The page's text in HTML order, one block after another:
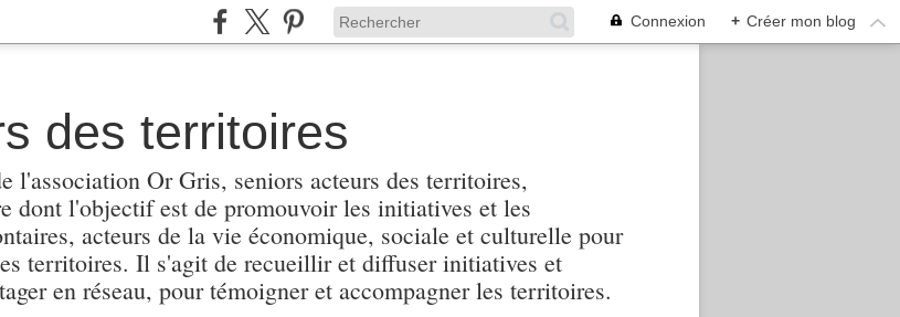
Connexion + Créer mon blog
des territoires
l'association Or Gris, seniors acteurs des territoires,
dont l'objectif est de promouvoir les initiatives et les
acteurs de la vie économique, sociale et culturelle pour
territoires. Il s'agit de recueillir et diffuser initiatives et
en réseau, pour témoigner et accompagner les territoires.